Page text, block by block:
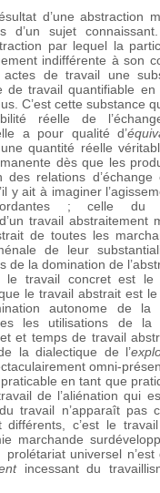
d’une abstraction
d’un sujet
par lequel la
indifférente à son
de travail une
de travail quantifiable en
C’est cette substance
réelle de
a pour qualité d’
quantité réelle
dès que les
relations d’échange
y ait à imaginer
; celle du
travail abstraitement
de toutes les
de leur
de la domination de
le travail concret est le
le travail abstrait est
autonome de la
les utilisations de la
et temps de travail
la dialectique de l’
omni-
en tant que
de l’aliénation qui
travail n’apparaît pas
c’est le
marchande
universel n’est
incessant du